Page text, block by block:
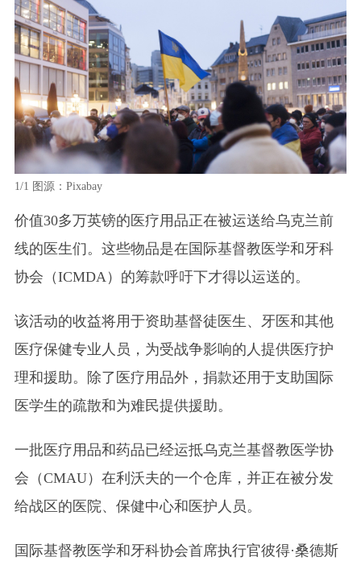
1/1 图源：Pixabay
价值30多万英镑的医疗用品正在被运送给乌克兰前
线的医生们。 这些物品是在国际基督教医学和牙科
协会 （ICMDA） 的筹款呼吁下才得以运送的。
该活动的收益将用于资助基督徒医生、牙医和其他
医疗保健专业人员，为受战争影响的人提供医疗护
理和援助。
除了医疗用品外，捐款还用于支助国际
医学生的疏散和为难民提供援助。
一批医疗用品和药品已经运抵乌克兰基督教医学协
会 （CMAU） 在利沃夫的一个仓库，并正在被分发
给战区的医院、保健中心和医护人员。
国际基督教医学和牙科协会首席执行官彼得·桑德斯